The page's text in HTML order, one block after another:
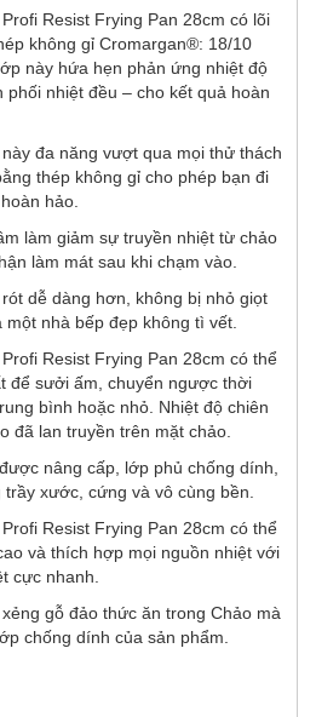
Resist Frying Pan 28cm có lõi
không gỉ Cromargan®: 18/10
này hứa hẹn phản ứng nhiệt độ
phối nhiệt đều – cho kết quả hoàn
đa năng vượt qua mọi thử thách
thép không gỉ cho phép bạn đi
hảo.
làm giảm sự truyền nhiệt từ chảo
làm mát sau khi chạm vào.
dễ dàng hơn, không bị nhỏ giọt
nhà bếp đẹp không tì vết.
Resist Frying Pan 28cm có thể
để sưởi ấm, chuyển ngược thời
bình hoặc nhỏ. Nhiệt độ chiên
đã lan truyền trên mặt chảo.
nâng cấp, lớp phủ chống dính,
xước, cứng và vô cùng bền.
Resist Frying Pan 28cm có thể
và thích hợp mọi nguồn nhiệt với
cực nhanh.
gỗ đảo thức ăn trong Chảo mà
chống dính của sản phẩm.